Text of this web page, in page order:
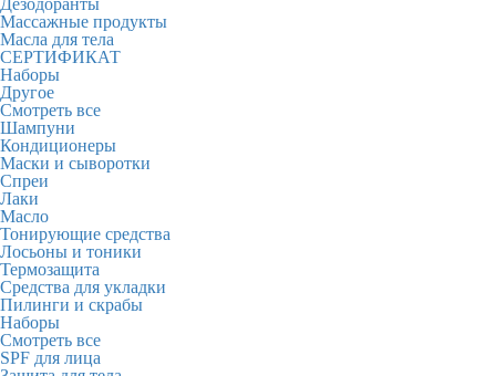
Дезодоранты
Массажные продукты
Масла для тела
СЕРТИФИКАТ
Наборы
Другое
Смотреть все
Шампуни
Кондиционеры
Маски и сыворотки
Спреи
Лаки
Масло
Тонирующие средства
Лосьоны и тоники
Термозащита
Средства для укладки
Пилинги и скрабы
Наборы
Смотреть все
SPF для лица